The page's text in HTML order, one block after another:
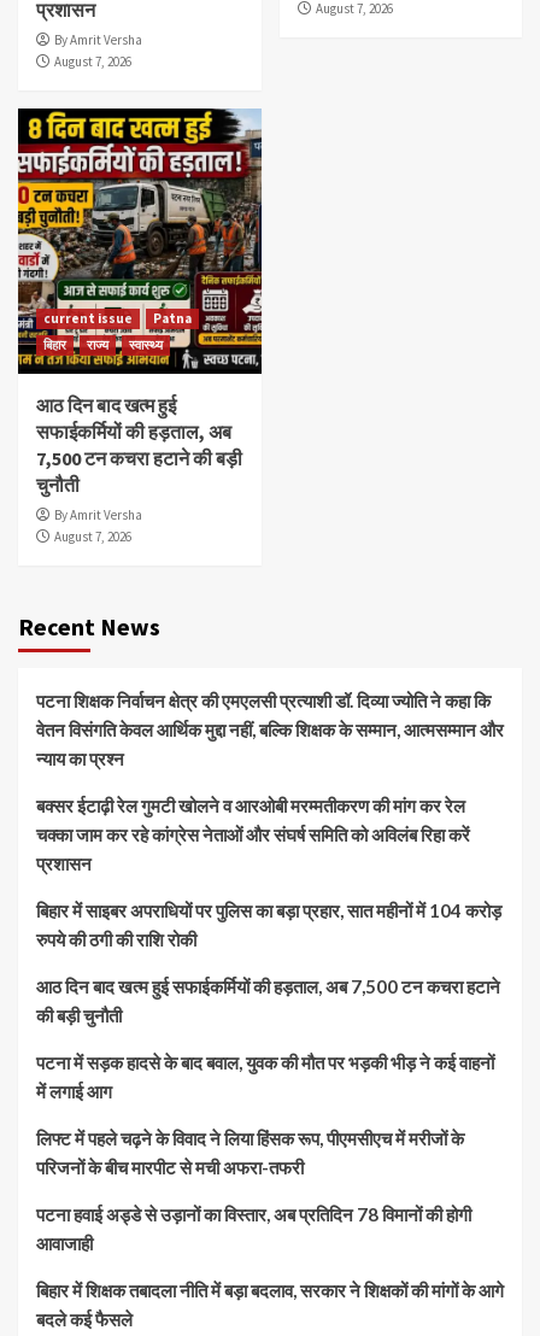
प्रशासन
By Amrit Versha
August 7, 2026
August 7, 2026
current issue
Patna
बिहार
राज्य स्वास्थ्य
आठ दिन बाद खत्म हुई
सफाईकर्मियों की हड़ताल, अब
7,500 टन कचरा हटाने की बड़ी
चुनौती
By Amrit Versha
August 7, 2026
Recent News
पटना शिक्षक निर्वाचन क्षेत्र की एमएलसी प्रत्याशी डॉ. दिव्या ज्योति ने कहा कि
वेतन विसंगति केवल आर्थिक मुद्दा नहीं, बल्कि शिक्षक के सम्मान, आत्मसम्मान और
न्याय का प्रश्न
बक्सर ईटाढ़ी रेल गुमटी खोलने व आरओबी मरम्मतीकरण की मांग कर रेल
चक्का जाम कर रहे कांग्रेस नेताओं और संघर्ष समिति को अविलंब रिहा करें
प्रशासन
बिहार में साइबर अपराधियों पर पुलिस का बड़ा प्रहार, सात महीनों में 104 करोड़
रुपये की ठगी की राशि रोकी
आठ दिन बाद खत्म हुई सफाईकर्मियों की हड़ताल, अब 7,500 टन कचरा हटाने
की बड़ी चुनौती
पटना में सड़क हादसे के बाद बवाल, युवक की मौत पर भड़की भीड़ ने कई वाहनों
में लगाई आग
लिफ्ट में पहले चढ़ने के विवाद ने लिया हिंसक रूप, पीएमसीएच में मरीजों के
परिजनों के बीच मारपीट से मची अफरा-तफरी
पटना हवाई अड्डे से उड़ानों का विस्तार, अब प्रतिदिन 78 विमानों की होगी
आवाजाही
बिहार में शिक्षक तबादला नीति में बड़ा बदलाव, सरकार ने शिक्षकों की मांगों के आगे
बदले कई फैसले